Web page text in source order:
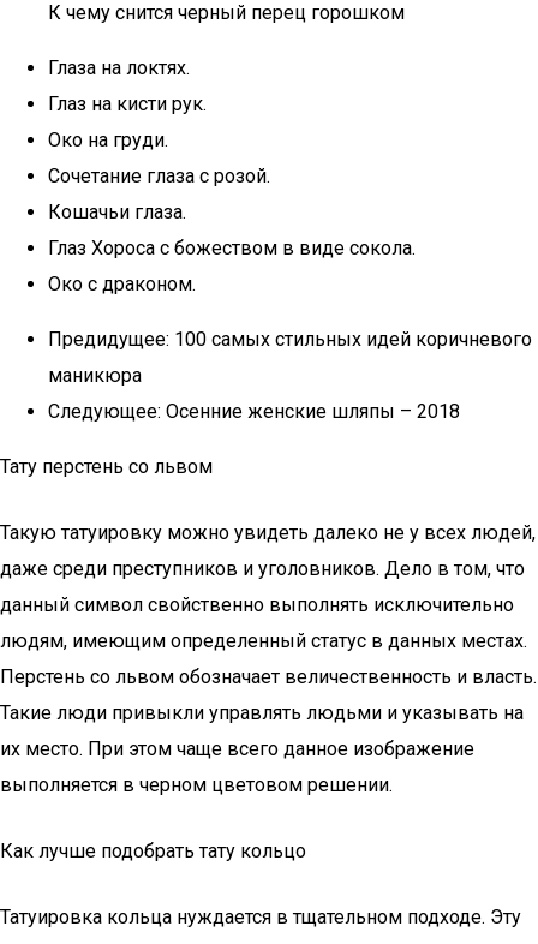
К чему снится черный перец горошком
Глаза на локтях.
Глаз на кисти рук.
Око на груди.
Сочетание глаза с розой.
Кошачьи глаза.
Глаз Хороса с божеством в виде сокола.
Око с драконом.
Предидущее: 100 самых стильных идей коричневого
маникюра
Следующее: Осенние женские шляпы – 2018
Тату перстень со львом
Такую татуировку можно увидеть далеко не у всех людей,
даже среди преступников и уголовников. Дело в том, что
данный символ свойственно выполнять исключительно
людям, имеющим определенный статус в данных местах.
Перстень со львом обозначает величественность и власть.
Такие люди привыкли управлять людьми и указывать на
их место. При этом чаще всего данное изображение
выполняется в черном цветовом решении.
Как лучше подобрать тату кольцо
Татуировка кольца нуждается в тщательном подходе. Эту